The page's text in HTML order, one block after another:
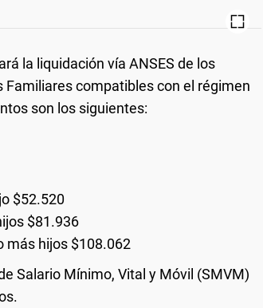
la liquidación vía ANSES de los
compatibles con el régimen
son los siguientes:
$52.520
$81.936
más hijos $108.062
Salario Mínimo, Vital y Móvil (SMVM)